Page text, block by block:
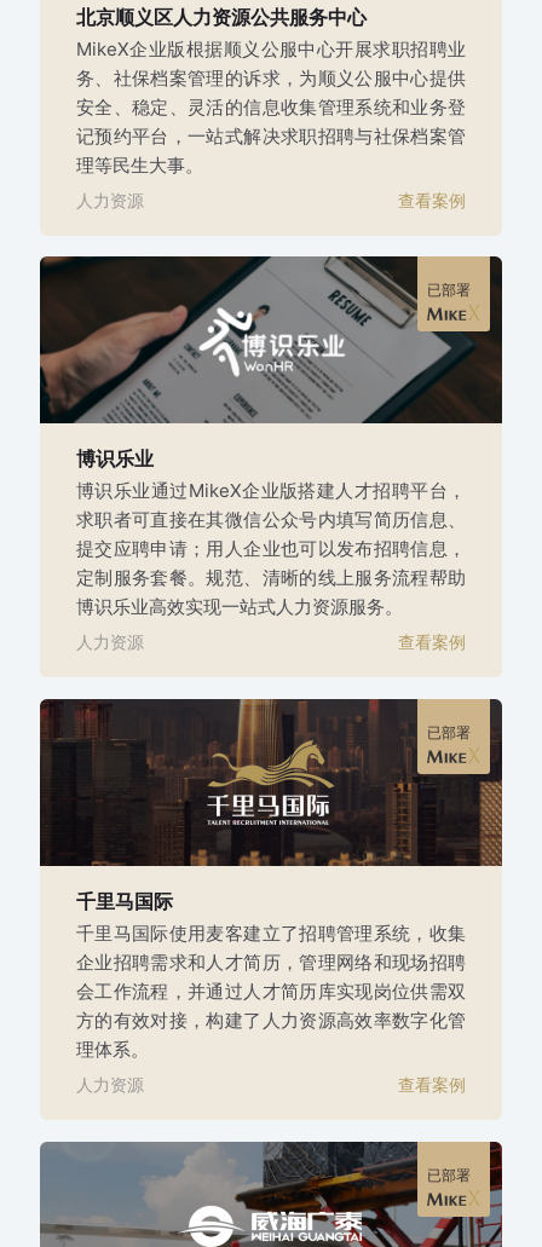
北京顺义区人力资源公共服务中心
MikeX企业版根据顺义公服中心开展求职招聘业
务、社保档案管理的诉求，为顺义公服中心提供
安全、稳定、灵活的信息收集管理系统和业务登
记预约平台，一站式解决求职招聘与社保档案管
理等民生大事。
人力资源 查看案例
已部署
博识乐业
博识乐业通过MikeX企业版搭建人才招聘平台，
求职者可直接在其微信公众号内填写简历信息、
提交应聘申请；用人企业也可以发布招聘信息，
定制服务套餐。规范、清晰的线上服务流程帮助
博识乐业高效实现一站式人力资源服务。
人力资源 查看案例
已部署
千里马国际
千里马国际使用麦客建立了招聘管理系统，收集
企业招聘需求和人才简历，管理网络和现场招聘
会工作流程，并通过人才简历库实现岗位供需双
方的有效对接，构建了人力资源高效率数字化管
理体系。
人力资源 查看案例
已部署